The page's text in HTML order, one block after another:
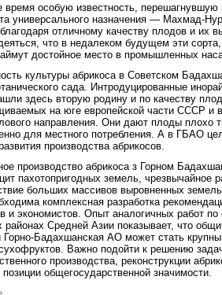
время особую известность,
универсального назначения — Махмад-
отличному качеству плодов и их
что в недалеком будущем эти
достойное место в промышленных
культуры абрикоса в Советском
сада. Интродуцированные
здесь вторую родину и по качеству
на юге европейской части СССР и
направления. Они дают плоды плохо
для местного потребления. А в ГБАО
производства абрикосов.
производство абрикоса з Горном
пахотопригодных земель, чрезвычайное
больших массивов выровненных
комплексная разработка
и экономистов. Опыт аналогичных работ
районах Средней Азии показывает, что
Бадахшанская АО может стать
Важно подойти к решению
производства, реконструкции
общегосударственной значимости.